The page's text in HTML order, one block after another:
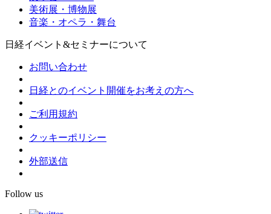
美術展・博物展
音楽・オペラ・舞台
日経イベント&セミナーについて
お問い合わせ
日経とのイベント開催をお考えの方へ
ご利用規約
クッキーポリシー
外部送信
Follow us